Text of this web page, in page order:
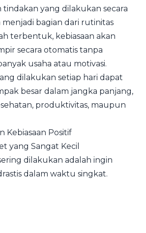
tindakan yang dilakukan secara
bagian dari rutinitas
terbentuk, kebiasaan akan
secara otomatis tanpa
usaha atau motivasi.
dilakukan setiap hari dapat
besar dalam jangka panjang,
produktivitas, maupun
Kebiasaan Positif
yang Sangat Kecil
dilakukan adalah ingin
dalam waktu singkat.